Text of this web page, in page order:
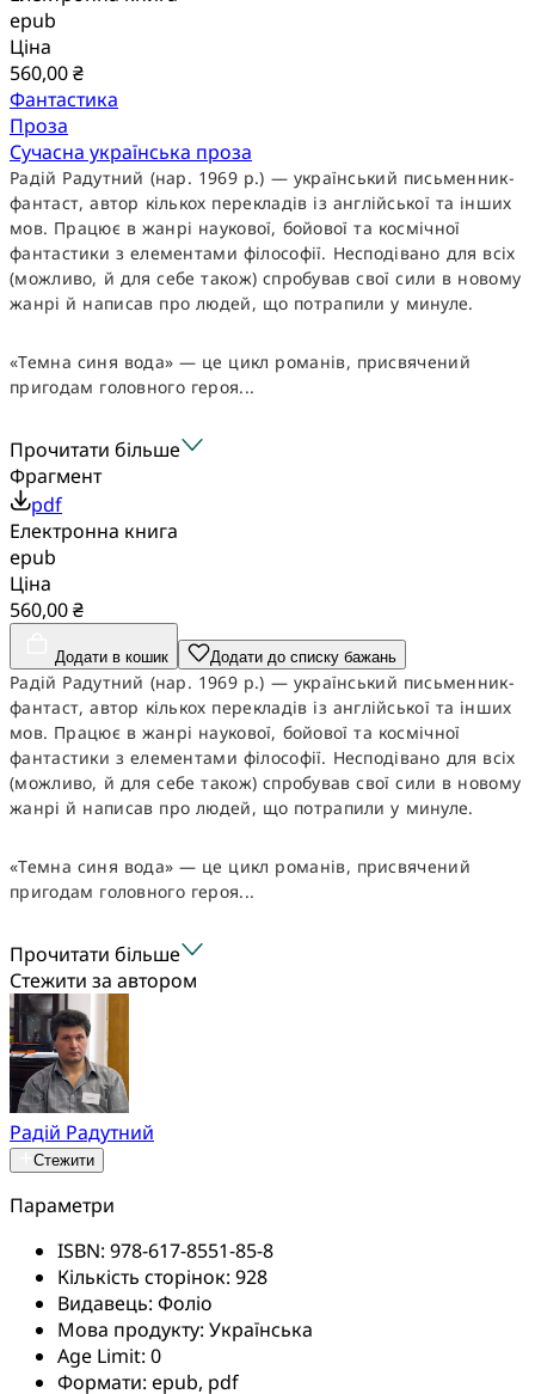
epub
Ціна
560,00 ₴
Фантастика
Проза
Сучасна українська проза
Радій Радутний (нар. 1969 р.) — український письменник-
фантаст, автор кількох перекладів із англійської та інших
мов. Працює в жанрі наукової, бойової та космічної
фантастики з елементами філософії. Несподівано для всіх
(можливо, й для себе також) спробував свої сили в новому
жанрі й написав про людей, що потрапили у минуле.
«Темна синя вода» — це цикл романів, присвячений
пригодам головного героя...
Прочитати більше
Фрагмент
pdf
Електронна книга
epub
Ціна
560,00 ₴
Додати в кошик Додати до списку бажань
Радій Радутний (нар. 1969 р.) — український письменник-
фантаст, автор кількох перекладів із англійської та інших
мов. Працює в жанрі наукової, бойової та космічної
фантастики з елементами філософії. Несподівано для всіх
(можливо, й для себе також) спробував свої сили в новому
жанрі й написав про людей, що потрапили у минуле.
«Темна синя вода» — це цикл романів, присвячений
пригодам головного героя...
Прочитати більше
Стежити за автором
Радій Радутний
Стежити
Параметри
ISBN: 978-617-8551-85-8
Кількість сторінок: 928
Видавець: Фоліо
Мова продукту: Українська
Age Limit: 0
Формати: epub, pdf